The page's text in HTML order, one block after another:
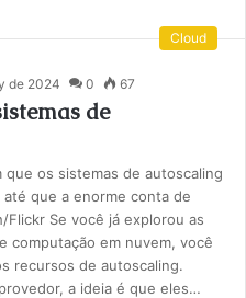
Cloud
de 2024 0 67
de
que os sistemas de autoscaling
que a enorme conta de
Flickr Se você já explorou as
computação em nuvem, você
recursos de autoscaling.
a ideia é que eles…